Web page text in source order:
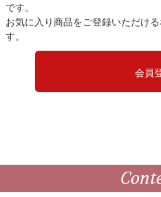
です。
お気に入り商品をご登録いただけ
す。
会員